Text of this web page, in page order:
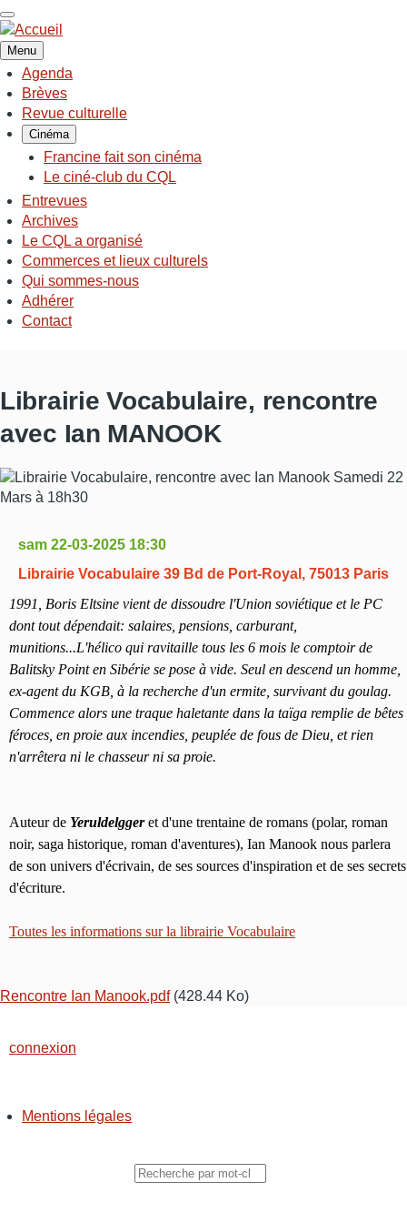
Aller
au
contenu
principal
Menu
NAVIGATION
PRINCIPALE
Agenda
Brèves
Revue culturelle
Cinéma
Francine fait son cinéma
Le ciné-club du CQL
Entrevues
Archives
Le CQL a organisé
Commerces et lieux culturels
Qui sommes-nous
Adhérer
Contact
Librairie Vocabulaire, rencontre
avec Ian MANOOK
sam 22-03-2025 18:30
Librairie Vocabulaire 39 Bd de Port-Royal, 75013 Paris
1991, Boris Eltsine vient de dissoudre l'Union soviétique et le PC
dont tout dépendait: salaires, pensions, carburant,
munitions...L'hélico qui ravitaille tous les 6 mois le comptoir de
Balitsky Point en Sibérie se pose à vide. Seul en descend un homme,
ex-agent du KGB, à la recherche d'un ermite, survivant du goulag.
Commence alors une traque haletante dans la taïga remplie de bêtes
féroces, en proie aux incendies, peuplée de fous de Dieu, et rien
n'arrêtera ni le chasseur ni sa proie.
Auteur de Yeruldelggeret d'une trentaine de romans (polar, roman
noir, saga historique, roman d'aventures), Ian Manook nous parlera
de son univers d'écrivain, de ses sources d'inspiration et de ses secrets
d'écriture.
Toutes les informations sur la librairie Vocabulaire
Rencontre Ian Manook.pdf (428.44 Ko)
connexion
Mentions légales
Rechercher